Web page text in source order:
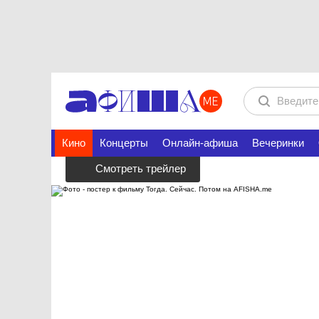
Кино Концерты Онлайн-афиша Вечеринки
Смотреть трейлер